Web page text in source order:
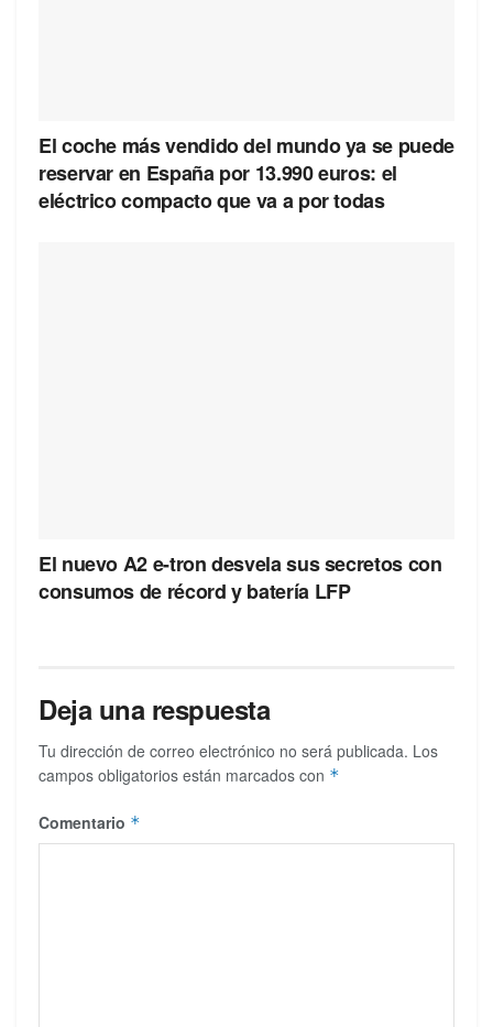
El coche más vendido del mundo ya se puede
reservar en España por 13.990 euros: el
eléctrico compacto que va a por todas
El nuevo A2 e-tron desvela sus secretos con
consumos de récord y batería LFP
Deja una respuesta
Tu dirección de correo electrónico no será publicada. Los
campos obligatorios están marcados con *
Comentario *